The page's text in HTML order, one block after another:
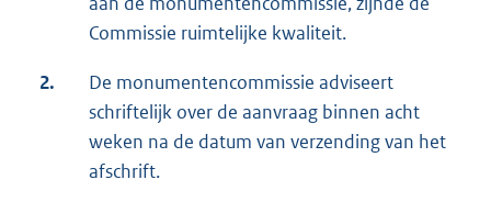
Commissie ruimtelijke kwaliteit.
2.
De monumentencommissie adviseert
schriftelijk over de aanvraag binnen acht
weken na de datum van verzending van het
afschrift.